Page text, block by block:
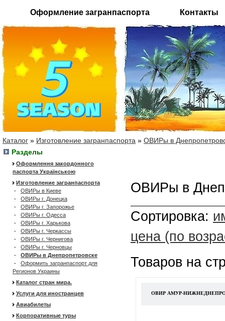
Оформление загранпаспорта Контакты
Каталог » Изготовление загранпаспорта » ОВИРы в
Разделы
Оформлення закордонного
паспорта Українською
Изготовление загранпаспорта
- ОВИРы в Киеве
- ОВИРы г. Донецка
- ОВИРы г. Запорожье
- ОВИРы г. Одесса
- ОВИРы г. Харькова
- ОВИРы г. Черкассы
- ОВИРы г. Чернигова
- ОВИРы г. Черновцы
- ОВИРы в Днепропетровске
- Оформить загранпаспорт для
Регионов Украины
Каталог стран мира.
Услуги для иностранцев
Авиабилеты
Корпоративные туры
ОВИРы в
Сортировка:
цена (по
Товаров на
ОВИР АМУР-